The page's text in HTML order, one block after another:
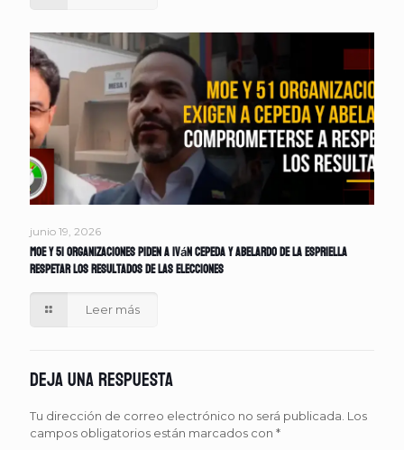
junio 19, 2026
MOE y 51 organizaciones piden a Iván Cepeda y Abelardo de la Espriella
respetar los resultados de las elecciones
Leer más
Deja una respuesta
Tu dirección de correo electrónico no será publicada. Los
campos obligatorios están marcados con *